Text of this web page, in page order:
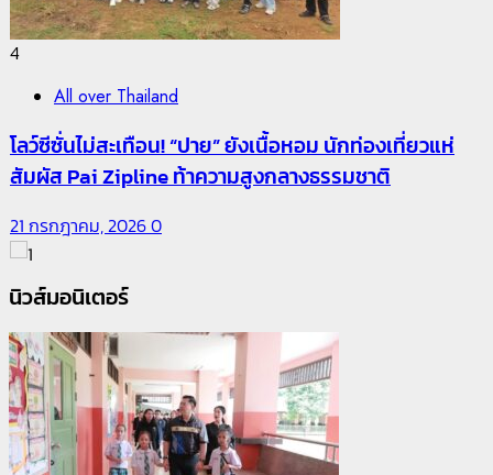
4
All over Thailand
โลว์ซีซั่นไม่สะเทือน! “ปาย” ยังเนื้อหอม นักท่องเที่ยวแห่
สัมผัส Pai Zipline ท้าความสูงกลางธรรมชาติ
21 กรกฎาคม, 20260
นิวส์มอนิเตอร์